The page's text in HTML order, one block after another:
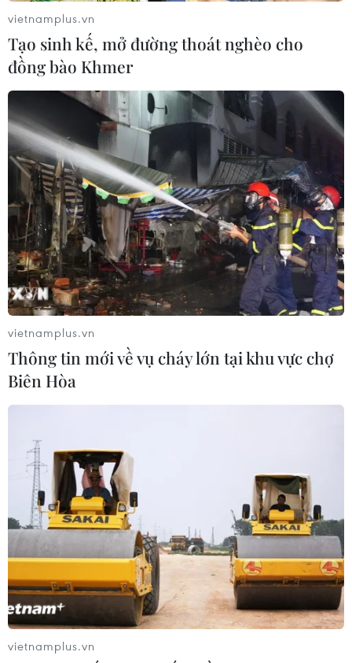
TIN CÙNG CHUYÊN MỤC
Futsal Việt Nam bất bại sau trận hòa
khó tin trước chủ nhà Thái Lan
06/08/2026 02:38
Toàn cảnh ASEAN Cup: Thái
Lan "thắng như chẻ tre", thách thức
tuyển Việt Nam
05/08/2026 07:15
Nhận định Philippines vs
Thái Lan: Madam Pang treo thưởng
tiền tỷ, "Voi chiến" quyết thắng
04/08/2026 09:19
thưởng 2 tỷ đồng sau thắng lợi trước
Indonesia
04/08/2026 04:16
Tuyển thủ Indonesia cúi đầu thành
khẩn xin lỗi người hâm mộ xứ vạn
đảo
04/08/2026 03:17
vietnamplus.vn
Tạo sinh kế, mở đường thoát nghèo cho
đồng bào Khmer
vietnamplus.vn
Thông tin mới về vụ cháy lớn tại khu vực chợ
Biên Hòa
vietnamplus.vn